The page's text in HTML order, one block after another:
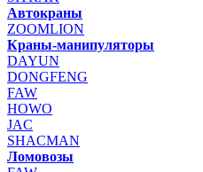
Автокраны
ZOOMLION
Краны-манипуляторы
DAYUN
DONGFENG
FAW
HOWO
JAC
SHACMAN
Ломовозы